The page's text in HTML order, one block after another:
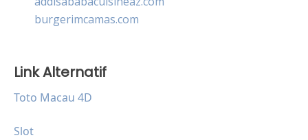
burgerimcamas.com
Link Alternatif
Toto Macau 4D
Slot